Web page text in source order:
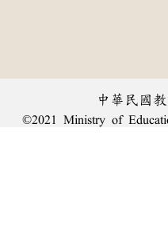
中華民國
©2021 Ministry of